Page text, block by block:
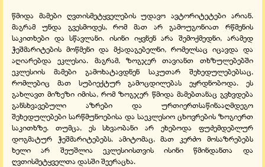
წმიდა მამები ღვთისმეტყველების უდავო ავტორიტეტები არიან.
მაგრამ უნდა გვესმოდეს, რომ მათ არ გამოუგონიათ რწმენის
საკითხები და სწავლანი. ისინი იყვნენ არა შემოქმედნი, არამედ
ჭეშმარიტების მოწმენი და მქადაგებელნი, რომელსაც იცავდა და
აღიარებდა ეკლესია. მაგრამ, ზოგჯერ თავიანთ თხზულებებში
ეკლესიის მამები გამოხატავდნენ საკუთარ შეხედულებებსაც,
რომლებიც მათ სუბიექტურ გამოცდილებას ეყრდნობოდა. ეს
გახლავთ მიზეზი იმისა, რომ ზოგჯერ წმიდა მამებთანაც გვხვდება
განსხვავებული აზრები და ურთიერთსაწინააღმდეგო
შეხედულებები სარწმუნოებისა და საეკლესიო ცხოვრების ზოგიერთ
საკითხზე. თუმცა, ეს სხვაობანი არ ეხებოდა ფუძემდებლურ
დოგმატურ ჭეშმარიტებებს. ამიტომაც, მათ კერძო მოსაზრებებს
ხელი არ შეუშლია ეკლესიისთვის ისინი წმინდანთა და
ღვთისმეტყველთა დასში შეერაცხა.